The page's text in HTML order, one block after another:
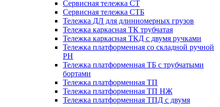
Сервисная тележка СТ
Сервисная тележка СТБ
Тележка ДЛ для длинномерных грузов
Тележка каркасная ТК трубчатая
Тележка каркасная ТКД с двумя ручками
Тележка платформенная со складной ручной
PH
Тележка платформенная ТБ с трубчатыми
бортами
Тележка платформенная ТП
Тележка платформенная ТП НЖ
Тележка платформенная ТПД с двумя